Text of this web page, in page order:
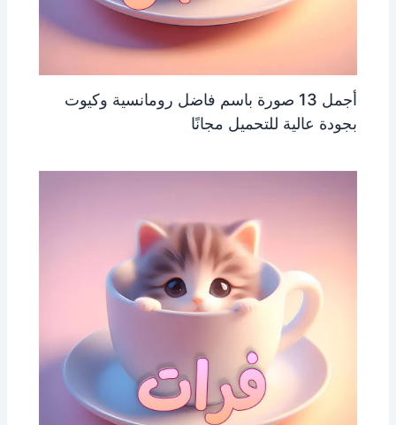
أجمل 13 صورة باسم فاضل رومانسية وكيوت
بجودة عالية للتحميل مجانًا